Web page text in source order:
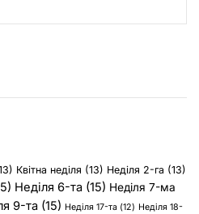
Квітна неділя (13) Неділя 2-га (13)
Неділя 6-та (15) Неділя 7-ма
9-та (15) Неділя 17-та (12) Неділя 18-